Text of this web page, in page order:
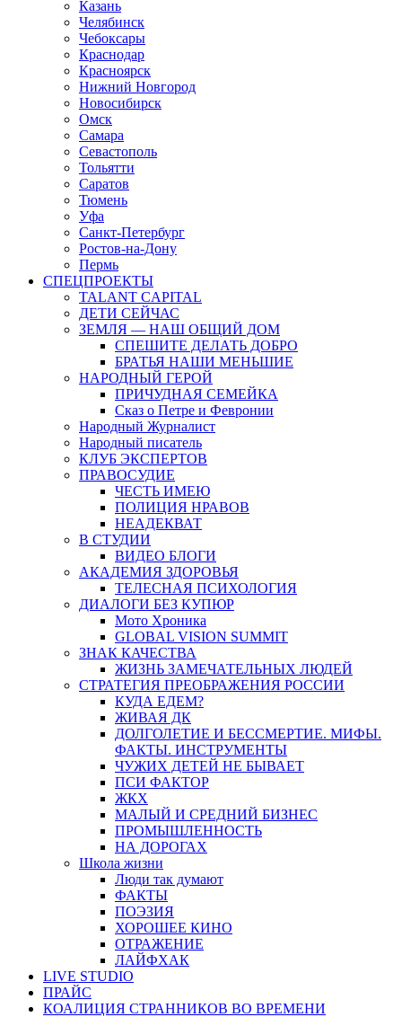
Казань
Челябинск
Чебоксары
Краснодар
Красноярск
Нижний Новгород
Новосибирск
Омск
Самара
Севастополь
Тольятти
Саратов
Тюмень
Уфа
Санкт-Петербург
Ростов-на-Дону
Пермь
СПЕЦПРОЕКТЫ
TALANT CAPITAL
ДЕТИ СЕЙЧАС
ЗЕМЛЯ — НАШ ОБЩИЙ ДОМ
СПЕШИТЕ ДЕЛАТЬ ДОБРО
БРАТЬЯ НАШИ МЕНЬШИЕ
НАРОДНЫЙ ГЕРОЙ
ПРИЧУДНАЯ СЕМЕЙКА
Сказ о Петре и Февронии
Народный Журналист
Народный писатель
КЛУБ ЭКСПЕРТОВ
ПРАВОСУДИЕ
ЧЕСТЬ ИМЕЮ
ПОЛИЦИЯ НРАВОВ
НЕАДЕКВАТ
В СТУДИИ
ВИДЕО БЛОГИ
АКАДЕМИЯ ЗДОРОВЬЯ
ТЕЛЕСНАЯ ПСИХОЛОГИЯ
ДИАЛОГИ БЕЗ КУПЮР
Мото Хроника
GLOBAL VISION SUMMIT
ЗНАК КАЧЕСТВА
ЖИЗНЬ ЗАМЕЧАТЕЛЬНЫХ ЛЮДЕЙ
СТРАТЕГИЯ ПРЕОБРАЖЕНИЯ РОССИИ
КУДА ЕДЕМ?
ЖИВАЯ ДК
ДОЛГОЛЕТИЕ И БЕССМЕРТИЕ. МИФЫ.
ФАКТЫ. ИНСТРУМЕНТЫ
ЧУЖИХ ДЕТЕЙ НЕ БЫВАЕТ
ПСИ ФАКТОР
ЖКХ
МАЛЫЙ И СРЕДНИЙ БИЗНЕС
ПРОМЫШЛЕННОСТЬ
НА ДОРОГАХ
Школа жизни
Люди так думают
ФАКТЫ
ПОЭЗИЯ
ХОРОШЕЕ КИНО
ОТРАЖЕНИЕ
ЛАЙФХАК
LIVE STUDIO
ПРАЙС
КОАЛИЦИЯ СТРАННИКОВ ВО ВРЕМЕНИ